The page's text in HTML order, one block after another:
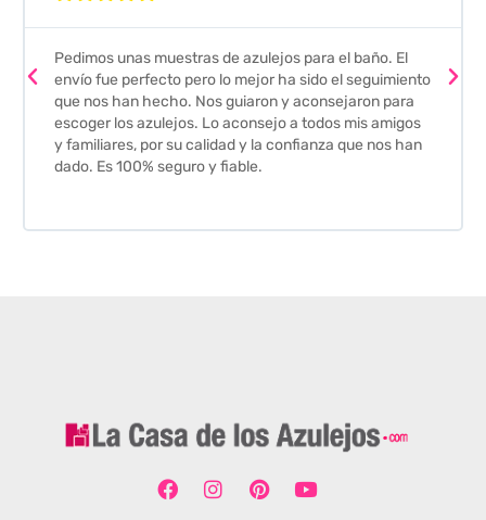
Pedimos unas muestras de azulejos para el baño. El
envío fue perfecto pero lo mejor ha sido el seguimiento
que nos han hecho. Nos guiaron y aconsejaron para
escoger los azulejos. Lo aconsejo a todos mis amigos
y familiares, por su calidad y la confianza que nos han
dado. Es 100% seguro y fiable.